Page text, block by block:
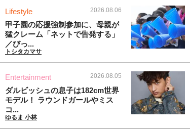
Lifestyle 2026.08.06
甲子園の応援強制参加に、母親が
猛クレーム「ネットで告発する」
／びっ...
トシタカマサ
Entertainment 2026.08.05
ダルビッシュの息子は182cm世界
モデル！ ラウンドガールやミス
コ...
ゆるま 小林